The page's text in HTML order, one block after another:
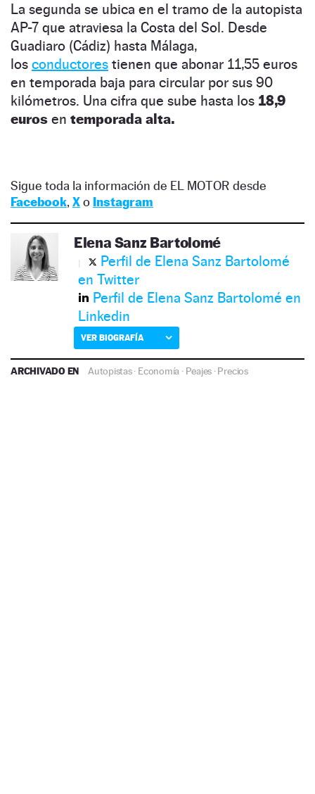
La segunda se ubica en el tramo de la autopista
AP-7 que atraviesa la Costa del Sol. Desde
Guadiaro (Cádiz) hasta Málaga,
los conductores tienen que abonar 11,55 euros
en temporada baja para circular por sus 90
kilómetros. Una cifra que sube hasta los 18,9
euros en temporada alta.
Sigue toda la información de EL MOTOR desde
Facebook, Xo Instagram
Elena Sanz Bartolomé
Perfil de Elena Sanz Bartolomé
en Twitter
Perfil de Elena Sanz Bartolomé en
Linkedin
VER BIOGRAFÍA
ARCHIVADO EN Autopistas· Economía · Peajes ·Precios